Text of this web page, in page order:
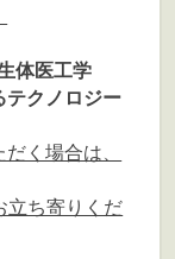
体医工学
テクノロジー
く場合は、
立ち寄りくだ